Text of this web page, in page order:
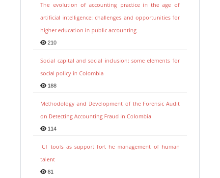
The evolution of accounting practice in the age of
artificial intelligence: challenges and opportunities for
higher education in public accounting
210
Social capital and social inclusion: some elements for
social policy in Colombia
188
Methodology and Development of the Forensic Audit
on Detecting Accounting Fraud in Colombia
114
ICT tools as support fort he management of human
talent
81